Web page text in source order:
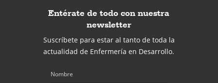
Entérate de todo con nuestra
newsletter
Suscríbete para estar al tanto de toda la
actualidad de Enfermería en Desarrollo.